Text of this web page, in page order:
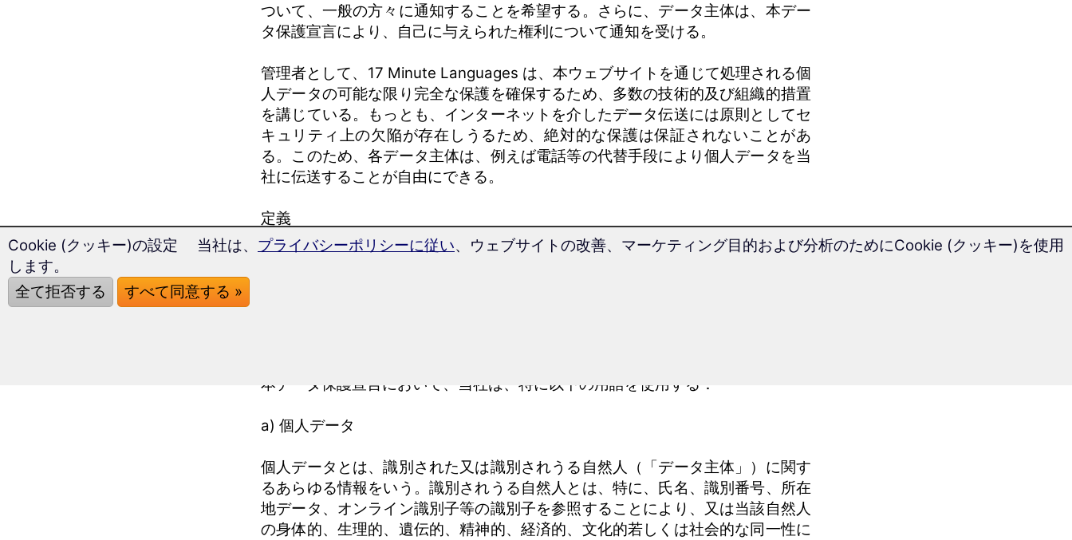
ついて、一般の方々に通知することを希望する。さらに、データ主体は、本デー
タ保護宣言により、自己に与えられた権利について通知を受ける。
管理者として、17 Minute Languages は、本ウェブサイトを通じて処理される個
人データの可能な限り完全な保護を確保するため、多数の技術的及び組織的措置
を講じている。もっとも、インターネットを介したデータ伝送には原則としてセ
キュリティ上の欠陥が存在しうるため、絶対的な保護は保証されないことがあ
る。このため、各データ主体は、例えば電話等の代替手段により個人データを当
社に伝送することが自由にできる。
定義
本データ保護宣言において、当社は、特に以下の用語を使用する：
a) 個人データ
個人データとは、識別された又は識別されうる自然人（「データ主体」）に関す
るあらゆる情報をいう。識別されうる自然人とは、特に、氏名、識別番号、所在
地データ、オンライン識別子等の識別子を参照することにより、又は当該自然人
の身体的、生理的、遺伝的、精神的、経済的、文化的若しくは社会的な同一性に
Cookie (クッキー)の設定 当社は、 プライバシーポリシーに従い、ウェブサイトの改善、マーケティング目的および分析のためにCookie (クッキー)を使用
します。
全て拒否する
すべて同意する »